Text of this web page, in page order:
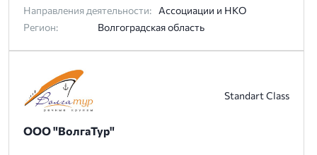
Направления деятельности:
Ассоциации и НКО
Регион:
Волгоградская область
Standart Class
ООО "ВолгаТур"